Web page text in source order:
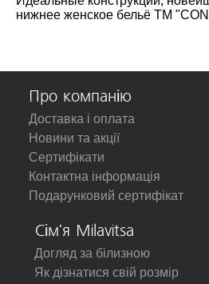
нижнее женское бельё ТМ
Про компанію
Доставка і оплата
Новини та акції
Сертифікати
Контактна інформація
Подарунковий сертифікат
Сім'я Milavitsa
Догляд за білизною
Як дізнатися свій розмір